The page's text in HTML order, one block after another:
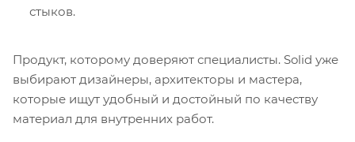
стыков.
Продукт, которому доверяют специалисты. Solid уже
выбирают дизайнеры, архитекторы и мастера,
которые ищут удобный и достойный по качеству
материал для внутренних работ.